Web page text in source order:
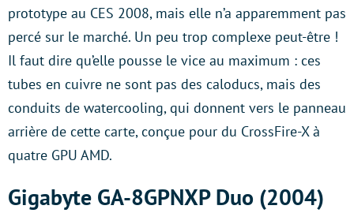
prototype au CES 2008, mais elle n’a apparemment pas
percé sur le marché. Un peu trop complexe peut-être !
Il faut dire qu’elle pousse le vice au maximum : ces
tubes en cuivre ne sont pas des caloducs, mais des
conduits de watercooling, qui donnent vers le panneau
arrière de cette carte, conçue pour du CrossFire-X à
quatre GPU AMD.
Gigabyte GA-8GPNXP Duo (2004)